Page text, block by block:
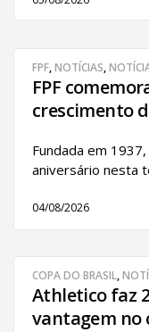
FPF,NOTÍCIAS,
FPF
crescimento
Fundada em
aniversário nesta
04/08/2026
COPA DO BRASIL,
Athletico faz
vantagem no